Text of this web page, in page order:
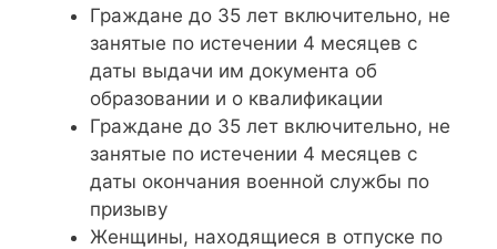
Граждане до 35 лет включительно, не
занятые по истечении 4 месяцев с
даты выдачи им документа об
образовании и о квалификации
Граждане до 35 лет включительно, не
занятые по истечении 4 месяцев с
даты окончания военной службы по
призыву
Женщины, находящиеся в отпуске по